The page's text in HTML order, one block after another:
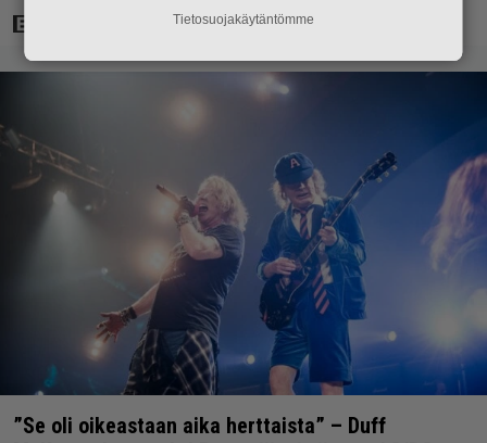
”Se oli oikeastaan aika herttaista” – Duff
Tietosuojakäytäntömme